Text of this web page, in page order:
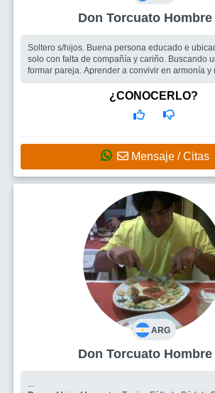
Don Torcuato
Soltero s/hijos. Buena persona educado e ubicado. Un viejito
solo con falta de compañía y cariño. Buscando una mujer para
formar pareja. Aprender a convivir en armonía y mucho amor y
¿CONOCERLO?
Mensaje / Citas
ARG
Don Torcuato